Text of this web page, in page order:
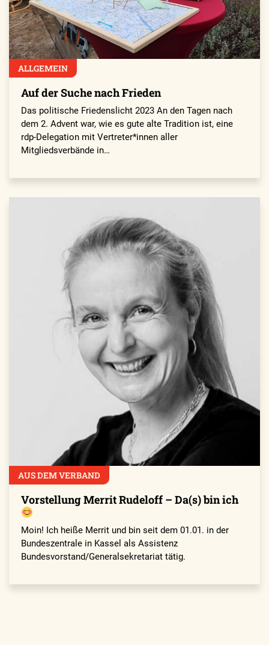
ALLGEMEIN
Auf der Suche nach Frieden
Das politische Friedenslicht 2023 An den Tagen nach
dem 2. Advent war, wie es gute alte Tradition ist, eine
rdp-Delegation mit Vertreter*innen aller
Mitgliedsverbände in…
AUS DEM VERBAND
Vorstellung Merrit Rudeloff – Da(s) bin ich
Moin! Ich heiße Merrit und bin seit dem 01.01. in der
Bundeszentrale in Kassel als Assistenz
Bundesvorstand/Generalsekretariat tätig.